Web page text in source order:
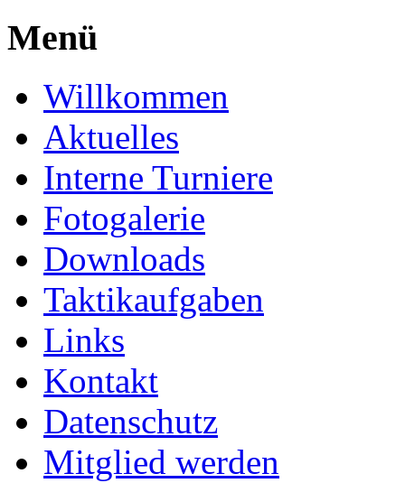
Menü
Willkommen
Aktuelles
Interne Turniere
Fotogalerie
Downloads
Taktikaufgaben
Links
Kontakt
Datenschutz
Mitglied werden